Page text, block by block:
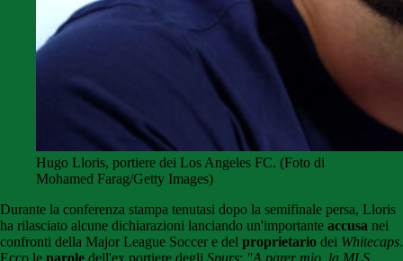
Hugo Lloris, portiere dei Los Angeles FC. (Foto di
Mohamed Farag/Getty Images)
Durante la conferenza stampa tenutasi dopo la semifinale persa, Lloris
ha rilasciato alcune dichiarazioni lanciando un'importante accusa nei
confronti della Major League Soccer e del proprietario dei Whitecaps.